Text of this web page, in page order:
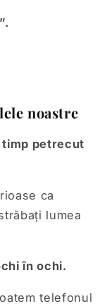
noastre
timp petrecut
ca
lumea
în ochi.
telefonul